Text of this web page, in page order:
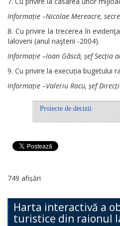
Informație –Nicolae Mereacre,
8. Cu privire la trecerea în
Ialoveni (anul naşterii -2004).
Informație –Ioan Gâscă, șef
9. Cu privire la execuția bugetului
Informație –Valeriu Racu, șef
Proiecte de decizii
749 afișări
Harta interactivă a
turistice din raionul